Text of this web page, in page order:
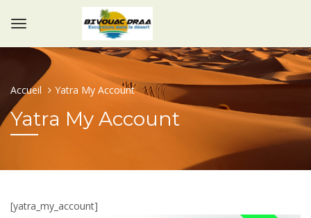
Accueil Yatra My Account
Yatra My Account
[yatra_my_account]